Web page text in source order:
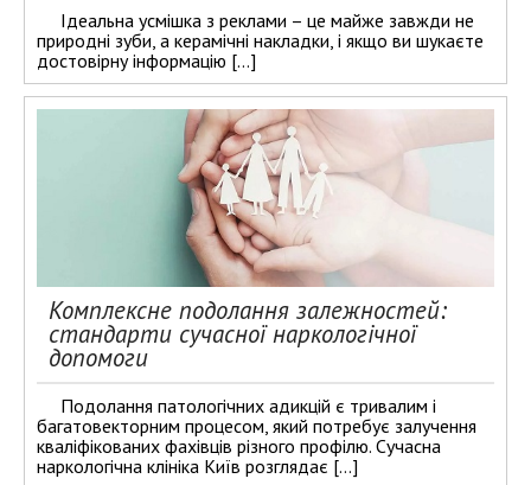
Ідеальна усмішка з реклами – це майже завжди не
природні зуби, а керамічні накладки, і якщо ви шукаєте
достовірну інформацію […]
Комплексне подолання залежностей:
стандарти сучасної наркологічної
допомоги
Подолання патологічних адикцій є тривалим і
багатовекторним процесом, який потребує залучення
кваліфікованих фахівців різного профілю. Сучасна
наркологічна клініка Київ розглядає […]